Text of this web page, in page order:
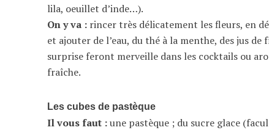
lila, oeuillet d’inde…).
On y va : rincer très délicatement les fleurs, en
et ajouter de l’eau, du thé à la menthe, des jus
surprise feront merveille dans les cocktails ou
fraîche.
Les cubes de pastèque
Il vous faut :une pastèque ; du sucre glace